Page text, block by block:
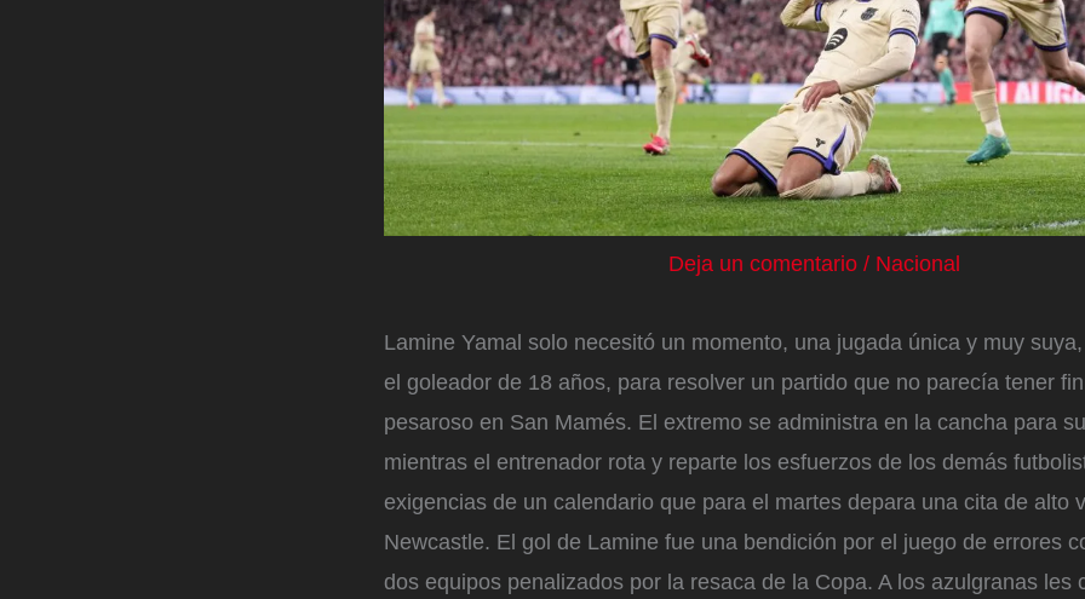
Deja un comentario / Nacional
Lamine Yamal solo necesitó un momento, una jugada única y muy
el goleador de 18 años, para resolver un partido que no parecía tener
pesaroso en San Mamés. El extremo se administra en la cancha para
mientras el entrenador rota y reparte los esfuerzos de los demás
exigencias de un calendario que para el martes depara una cita de alto
Newcastle. El gol de Lamine fue una bendición por el juego de errores
dos equipos penalizados por la resaca de la Copa. A los azulgranas les